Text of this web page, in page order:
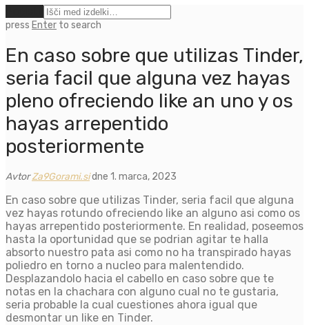
press Enter to search
En caso sobre que utilizas Tinder,
seria facil que alguna vez hayas
pleno ofreciendo like an uno y os
hayas arrepentido
posteriormente
AvtorZa9Gorami.sidne 1. marca, 2023
En caso sobre que utilizas Tinder, seria facil que alguna
vez hayas rotundo ofreciendo like an alguno asi­ como os
hayas arrepentido posteriormente. En realidad, poseemos
hasta la oportunidad que se podrian agitar te halla
absorto nuestro pata asi­ como no ha transpirado hayas
poliedro en torno a nucleo para malentendido.
Desplazandolo hacia el cabello en caso sobre que te
notas en la chachara con alguno cual no te gustaria,
seri­a probable la cual cuestiones ahora igual que
desmontar un like en Tinder.